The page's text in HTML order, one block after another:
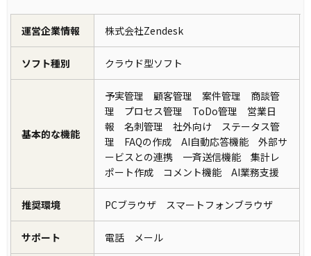
運営企業情報 株式会社Zendesk
ソフト種別 クラウド型ソフト
基本的な機能
予実管理 顧客管理 案件管理 商談管
理 プロセス管理 ToDo管理 営業日
報 名刺管理 社外向け ステータス管
理 FAQの作成 AI自動応答機能 外部サ
ービスとの連携 一斉送信機能 集計レ
ポート作成 コメント機能 AI業務支援
推奨環境 PCブラウザ スマートフォンブラウザ
サポート 電話 メール